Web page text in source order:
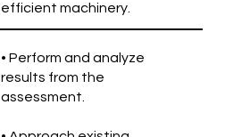
efficient machinery.
• Perform and analyze
results from the
assessment.